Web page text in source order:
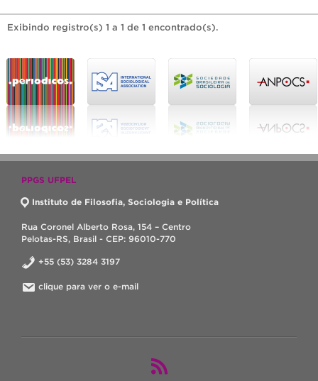
Exibindo registro(s) 1 a 1 de 1 encontrado(s).
PPGS UFPEL
Instituto de Filosofia, Sociologia e Política
Rua Coronel Alberto Rosa, 154 – Centro
Pelotas-RS, Brasil - CEP: 96010-770
+55 (53) 3284 3197
clique para ver o e-mail